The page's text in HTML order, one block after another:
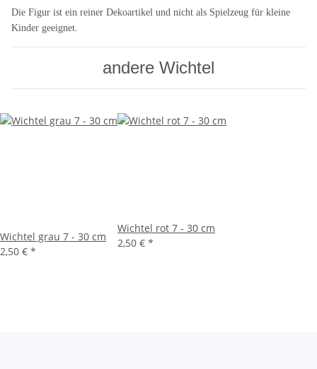
Die Figur ist ein reiner Dekoartikel und nicht als Spielzeug für kleine
Kinder geeignet.
andere Wichtel
Wichtel grau 7 - 30 cm
2,50 € *
Wichtel rot 7 - 30 cm
2,50 € *